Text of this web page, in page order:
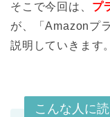
そこで今回は、 プ
が、「Amazonプ
説明していきます。
こんな人に